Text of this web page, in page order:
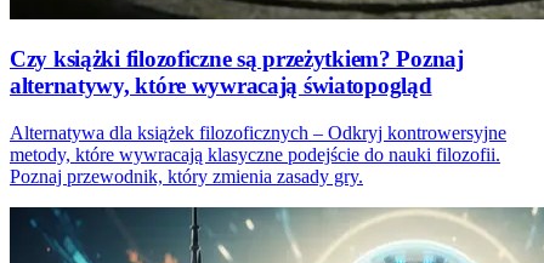
Czy książki filozoficzne są przeżytkiem? Poznaj
alternatywy, które wywracają światopogląd
Alternatywa dla książek filozoficznych – Odkryj kontrowersyjne
metody, które wywracają klasyczne podejście do nauki filozofii.
Poznaj przewodnik, który zmienia zasady gry.